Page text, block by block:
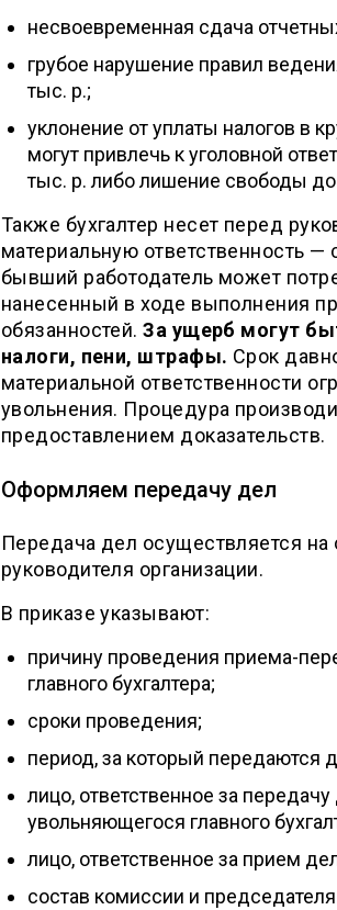
несвоевременная сдача
грубое нарушение правил
тыс. р.;
уклонение от уплаты налогов в
могут привлечь к уголовной
тыс. р. либо лишение свободы
Также бухгалтер несет перед
материальную ответственность —
бывший работодатель может
нанесенный в ходе выполнения
обязанностей.За ущерб могут
налоги, пени, штрафы. Срок
материальной ответственности
увольнения. Процедура
предоставлением доказательств.
Оформляем передачу дел
Передача дел осуществляется на
руководителя организации.
В приказе указывают:
причину проведения приема-
главного бухгалтера;
сроки проведения;
период, за который передаются
лицо, ответственное за
увольняющегося главного
лицо, ответственное за прием
состав комиссии и